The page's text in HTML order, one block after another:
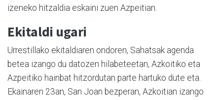
izeneko hitzaldia eskaini zuen Azpeitian.
Ekitaldi ugari
Urrestillako ekitaldiaren ondoren, Sahatsak agenda
betea izango du datozen hilabeteetan, Azkoitiko eta
Azpeitiko hainbat hitzordutan parte hartuko dute eta.
Ekainaren 23an, San Joan bezperan, Azkoitian izango